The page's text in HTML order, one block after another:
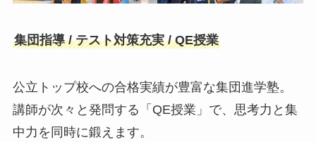
集団指導 / テスト対策充実 / QE授業
公立トップ校への合格実績が豊富な集団進学塾。
講師が次々と発問する「QE授業」で、思考力と集
中力を同時に鍛えます。